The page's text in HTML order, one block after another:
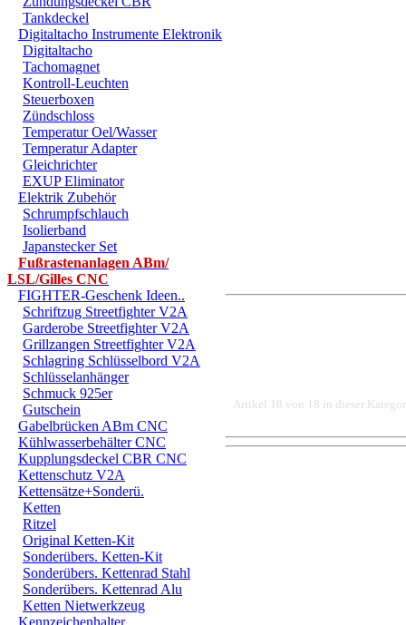
Tankdeckel
Digitaltacho Instrumente Elektronik
Digitaltacho
Tachomagnet
Kontroll-Leuchten
Steuerboxen
Zündschloss
Temperatur Oel/Wasser
Temperatur Adapter
Gleichrichter
EXUP Eliminator
Elektrik Zubehör
Schrumpfschlauch
Isolierband
Japanstecker Set
Fußrastenanlagen ABm/
LSL/Gilles CNC
FIGHTER-Geschenk Ideen..
Schriftzug Streetfighter V2A
Garderobe Streetfighter V2A
Grillzangen Streetfighter V2A
Schlagring Schlüsselbord V2A
Schlüsselanhänger
Schmuck 925er
Gutschein
Gabelbrücken ABm CNC
Kühlwasserbehälter CNC
Kupplungsdeckel CBR CNC
Kettenschutz V2A
Kettensätze+Sonderü.
Ketten
Ritzel
Original Ketten-Kit
Sonderübers. Ketten-Kit
Sonderübers. Kettenrad Stahl
Sonderübers. Kettenrad Alu
Ketten Nietwerkzeug
Kennzeichenhalter
Artikel 18 von 18 in dieser